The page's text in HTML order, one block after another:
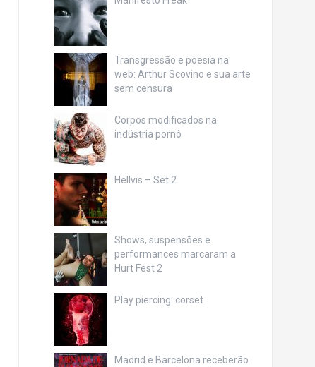
Transgressão e poesia na
web: Arthur Scovino e sua arte
sem censura
Corpos modificados na
indústria pornô
Hellvis – Set 2
Shows, suspensões e
performances marcaram a
Hurt Fest 2
Play piercing: corset
Madrid e Barcelona receberão